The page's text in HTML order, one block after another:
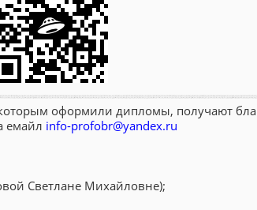
оформили дипломы, получают
емайл info-profobr@yandex.ru
Светлане Михайловне);